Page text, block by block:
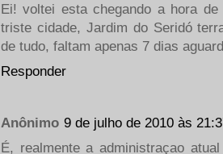
Ei! voltei esta chegando a hora
triste cidade, Jardim do Seridó
de tudo, faltam apenas 7 dias
Responder
Anônimo 9 de julho de 2010 às
É, realmente a administraçao